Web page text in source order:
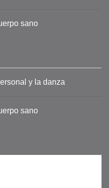
sano
y la danza
sano